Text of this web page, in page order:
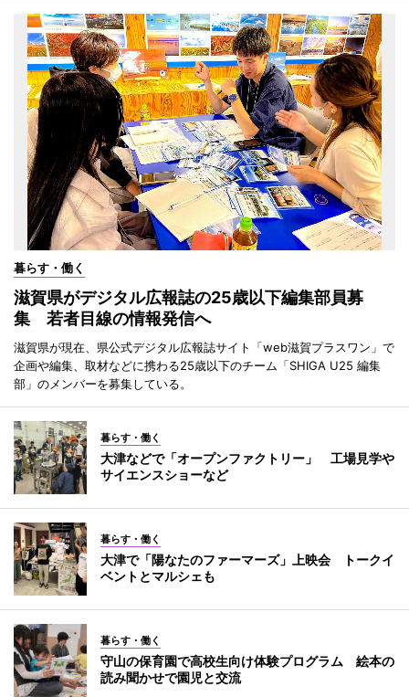
暮らす・働く
滋賀県がデジタル広報誌の25歳以下編集部員募
集 若者目線の情報発信へ
滋賀県が現在、県公式デジタル広報誌サイト「web滋賀プラスワン」で
企画や編集、取材などに携わる25歳以下のチーム「SHIGA U25 編集
部」のメンバーを募集している。
暮らす・働く
大津などで「オープンファクトリー」 工場見学や
サイエンスショーなど
暮らす・働く
大津で「陽なたのファーマーズ」上映会 トークイ
ベントとマルシェも
暮らす・働く
守山の保育園で高校生向け体験プログラム 絵本の
読み聞かせで園児と交流